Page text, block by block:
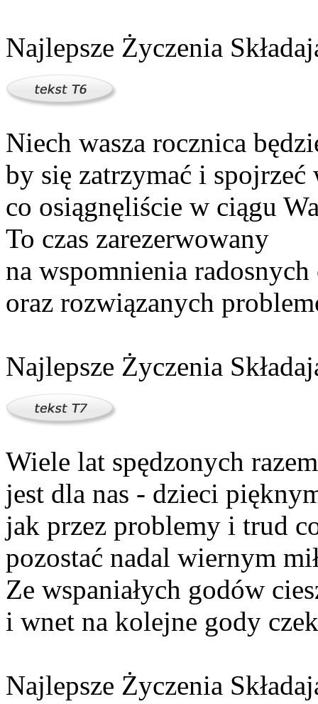
Najlepsze Życzenia
Niech wasza rocznica
by się zatrzymać i spojrzeć
co osiągnęliście w ciągu
To czas zarezerwowany
na wspomnienia
oraz rozwiązanych
Najlepsze Życzenia
Wiele lat spędzonych razem
jest dla nas - dzieci
jak przez problemy i trud
pozostać nadal wiernym
Ze wspaniałych godów
i wnet na kolejne gody
Najlepsze Życzenia